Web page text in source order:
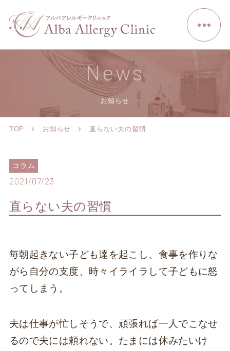
News
お知らせ
TOP お知らせ 直らない夫の習慣
コラム
2021/07/23
直らない夫の習慣
毎朝起きない子ども達を起こし、食事を作りな
がら自分の支度、時々イライラして子どもに怒
ってしまう。
夫は仕事が忙しそうで、頑張れば一人でこなせ
るので夫には頼れない。たまには休みたいけ